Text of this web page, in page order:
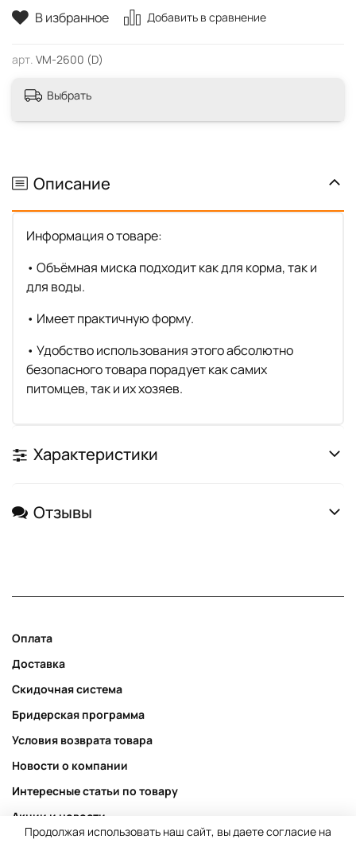
В избранное Добавить в сравнение
арт. VМ-2600 (D)
Выбрать
Описание
Информация о товаре:
• Объёмная миска подходит как для корма, так и
для воды.
• Имеет практичную форму.
• Удобство использования этого абсолютно
безопасного товара порадует как самих
питомцев, так и их хозяев.
Характеристики
Отзывы
Оплата
Доставка
Скидочная система
Бридерская программа
Условия возврата товара
Новости о компании
Интересные статьи по товару
Акции и новости
Продолжая использовать наш сайт, вы даете согласие на